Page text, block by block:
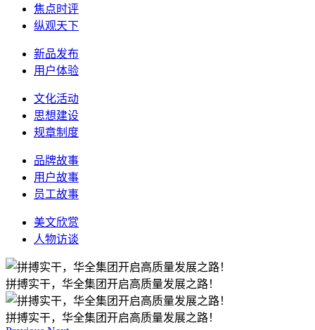
焦点时评
纵观天下
新品发布
用户体验
文化活动
思想建设
规章制度
品牌故事
用户故事
员工故事
美文欣赏
人物访谈
拼搏实干，华全集团开启高质量发展之路！
拼搏实干，华全集团开启高质量发展之路！